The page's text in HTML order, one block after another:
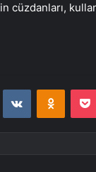
VKontakte